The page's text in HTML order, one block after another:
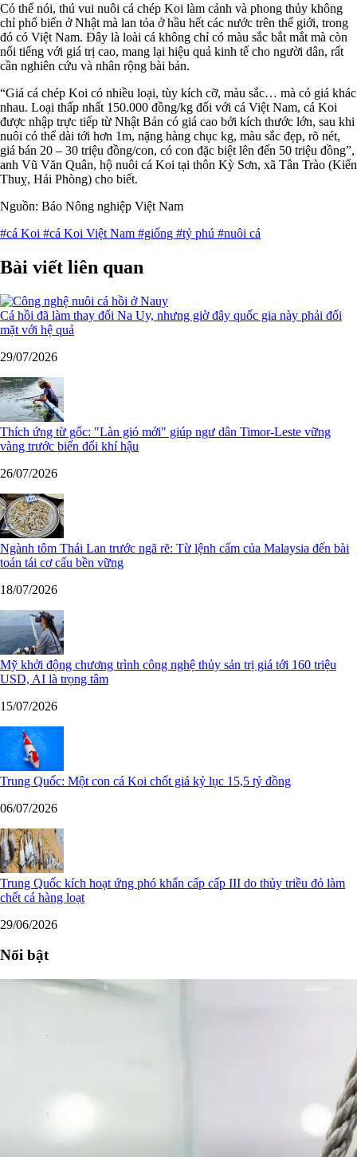
Có thể nói, thú vui nuôi cá chép Koi làm cảnh và phong thủy không
chỉ phổ biến ở Nhật mà lan tỏa ở hầu hết các nước trên thế giới, trong
đó có Việt Nam. Đây là loài cá không chỉ có màu sắc bắt mắt mà còn
nổi tiếng với giá trị cao, mang lại hiệu quả kinh tế cho người dân, rất
cần nghiên cứu và nhân rộng bài bản.
“Giá cá chép Koi có nhiều loại, tùy kích cỡ, màu sắc… mà có giá khác
nhau. Loại thấp nhất 150.000 đồng/kg đối với cá Việt Nam, cá Koi
được nhập trực tiếp từ Nhật Bản có giá cao bởi kích thước lớn, sau khi
nuôi có thể dài tới hơn 1m, nặng hàng chục kg, màu sắc đẹp, rõ nét,
giá bán 20 – 30 triệu đồng/con, có con đặc biệt lên đến 50 triệu đồng”,
anh Vũ Văn Quân, hộ nuôi cá Koi tại thôn Kỳ Sơn, xã Tân Trào (Kiến
Thuỵ, Hải Phòng) cho biết.
Nguồn: Báo Nông nghiệp Việt Nam
#cá Koi #cá Koi Việt Nam #giống #tỷ phú #nuôi cá
Bài viết liên quan
Cá hồi đã làm thay đổi Na Uy, nhưng giờ đây quốc gia này phải đối
mặt với hệ quả
29/07/2026
Thích ứng từ gốc: "Làn gió mới" giúp ngư dân Timor-Leste vững
vàng trước biến đổi khí hậu
26/07/2026
Ngành tôm Thái Lan trước ngã rẽ: Từ lệnh cấm của Malaysia đến bài
toán tái cơ cấu bền vững
18/07/2026
Mỹ khởi động chương trình công nghệ thủy sản trị giá tới 160 triệu
USD, AI là trọng tâm
15/07/2026
Trung Quốc: Một con cá Koi chốt giá kỷ lục 15,5 tỷ đồng
06/07/2026
Trung Quốc kích hoạt ứng phó khẩn cấp cấp III do thủy triều đỏ làm
chết cá hàng loạt
29/06/2026
Nổi bật